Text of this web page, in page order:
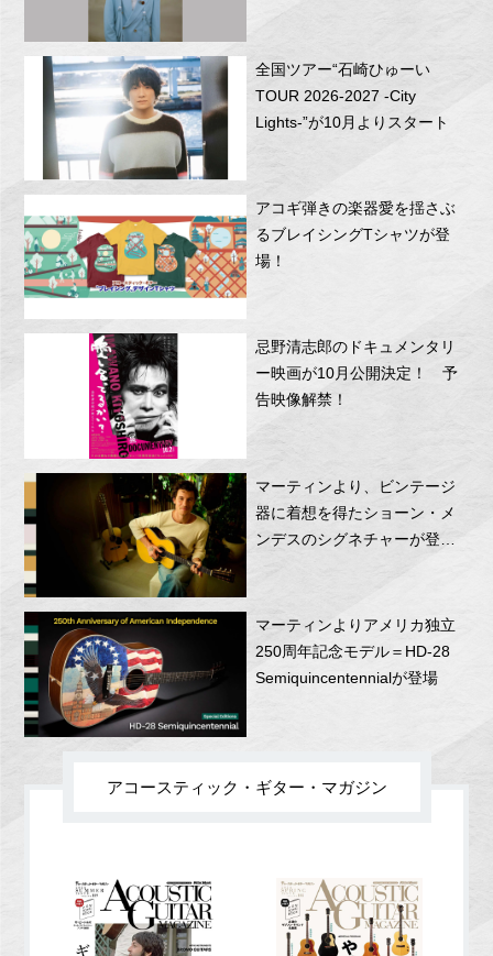
全国ツアー“石崎ひゅーい
TOUR 2026-2027 -City
Lights-”が10月よりスタート
アコギ弾きの楽器愛を揺さぶ
るブレイシングTシャツが登
場！
忌野清志郎のドキュメンタリ
ー映画が10月公開決定！ 予
告映像解禁！
マーティンより、ビンテージ
器に着想を得たショーン・メ
ンデスのシグネチャーが登
マーティンよりアメリカ独立
250周年記念モデル＝HD-28
Semiquincentennialが登場
アコースティック・ギター・マガジン